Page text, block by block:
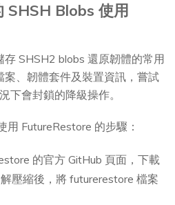
SHSH Blobs 使用
SHSH2 blobs 還原韌體的常用
案、韌體套件及裝置資訊，嘗試
下會封鎖的降級操作。
用 FutureRestore 的步驟：
的官方 GitHub 頁面，下載
壓縮後，將 futurerestore 檔案